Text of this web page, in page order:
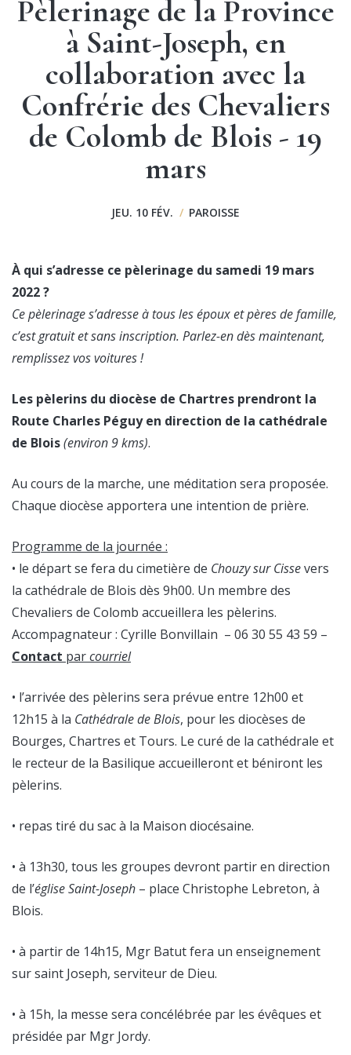
Pèlerinage de la Province
à Saint-Joseph, en
collaboration avec la
Confrérie des Chevaliers
de Colomb de Blois - 19
mars
JEU. 10 FÉV. / PAROISSE
À qui s’adresse ce pèlerinage du samedi 19 mars
2022 ?
Ce pèlerinage s’adresse à tous les époux et pères de famille,
c’est gratuit et sans inscription. Parlez-en dès maintenant,
remplissez vos voitures !
Les pèlerins du diocèse de Chartres prendront la
Route Charles Péguy en direction de la cathédrale
de Blois(environ 9 kms).
Au cours de la marche, une méditation sera proposée.
Chaque diocèse apportera une intention de prière.
Programme de la journée :
• le départ se fera du cimetière de Chouzy sur Cissevers
la cathédrale de Blois dès 9h00. Un membre des
Chevaliers de Colomb accueillera les pèlerins.
Accompagnateur : Cyrille Bonvillain – 06 30 55 43 59 –
Contact parcourriel
• l’arrivée des pèlerins sera prévue entre 12h00 et
12h15 à la Cathédrale de Blois, pour les diocèses de
Bourges, Chartres et Tours. Le curé de la cathédrale et
le recteur de la Basilique accueilleront et béniront les
pèlerins.
• repas tiré du sac à la Maison diocésaine.
• à 13h30, tous les groupes devront partir en direction
de l’église Saint-Joseph – place Christophe Lebreton, à
Blois.
• à partir de 14h15, Mgr Batut fera un enseignement
sur saint Joseph, serviteur de Dieu.
• à 15h, la messe sera concélébrée par les évêques et
présidée par Mgr Jordy.